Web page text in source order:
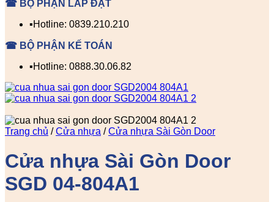
☎ BỘ PHẬN LẮP ĐẶT
▪️Hotline: 0839.210.210
☎ BỘ PHẬN KẾ TOÁN
▪️Hotline: 0888.30.06.82
Trang chủ / Cửa nhựa / Cửa nhựa Sài Gòn Door
Cửa nhựa Sài Gòn Door
SGD 04-804A1